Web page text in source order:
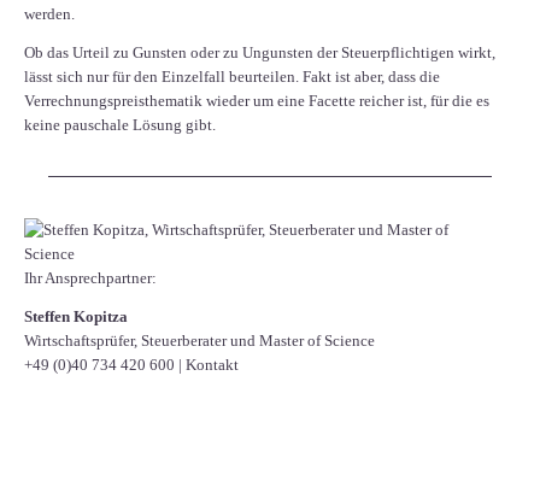
werden.
Ob das Urteil zu Gunsten oder zu Ungunsten der Steuerpflichtigen wirkt,
lässt sich nur für den Einzelfall beurteilen. Fakt ist aber, dass die
Verrechnungspreisthematik wieder um eine Facette reicher ist, für die es
keine pauschale Lösung gibt.
Ihr Ansprechpartner:
Steffen Kopitza
Wirtschaftsprüfer, Steuerberater und Master of Science
+49 (0)40 734 420 600 | Kontakt